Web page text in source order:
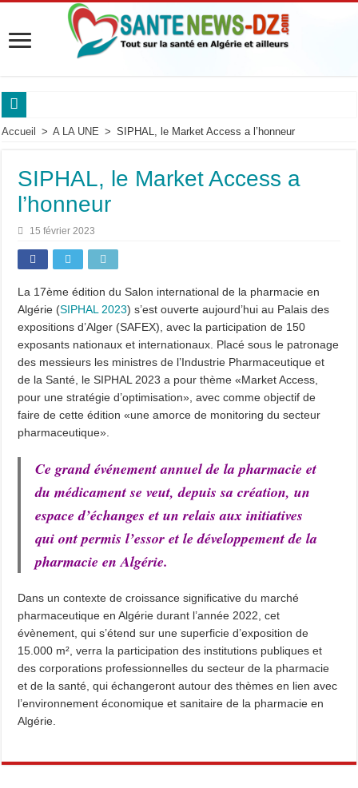
Sanofi Algérie mobilise les experts des maladies respiratoires.
Maladie de Pompe : le Pr Dammene appelle à mieux reconnaître les signes
Maladie de Pompe : les experts alertent sur l’urgence d’un diagnostic précoce
Saidal et Boehringer Ingelheim: Produire localement des traitements innovants
Pr Nouioua alerte sur les signes respiratoires qui retardent le diagnostic.
Sanofi Algérie,un engagement pour l’innovation et la souveraineté
Cancer du sein en Afrique : le Pr Adoubi Innocent souligne l’importance des
Bridge to Care : Roche Algérie renforce la coopération africaine pour améliorer
Accueil > A LA UNE > SIPHAL, le Market Access a l’honneur
SIPHAL, le Market Access a
l’honneur
15 février 2023
La 17ème édition du Salon international de la pharmacie en
Algérie (SIPHAL 2023) s’est ouverte aujourd’hui au Palais des
expositions d’Alger (SAFEX), avec la participation de 150
exposants nationaux et internationaux. Placé sous le patronage
des messieurs les ministres de l’Industrie Pharmaceutique et
de la Santé, le SIPHAL 2023 a pour thème «Market Access,
pour une stratégie d’optimisation», avec comme objectif de
faire de cette édition «une amorce de monitoring du secteur
pharmaceutique».
Ce grand événement annuel de la pharmacie et
du médicament se veut, depuis sa création, un
espace d’échanges et un relais aux initiatives
qui ont permis l’essor et le développement de la
pharmacie en Algérie.
Dans un contexte de croissance significative du marché
pharmaceutique en Algérie durant l’année 2022, cet
évènement, qui s’étend sur une superficie d’exposition de
15.000 m², verra la participation des institutions publiques et
des corporations professionnelles du secteur de la pharmacie
et de la santé, qui échangeront autour des thèmes en lien avec
l’environnement économique et sanitaire de la pharmacie en
Algérie.